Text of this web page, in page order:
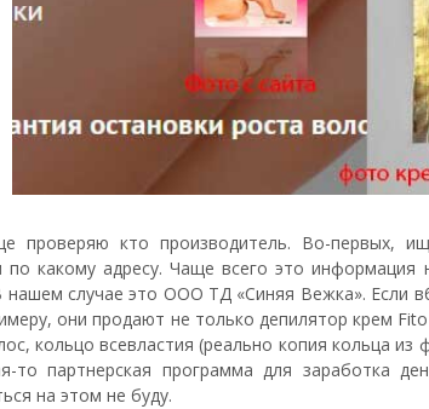
проверяю кто производитель. Во-первых,
по какому адресу. Чаще всего это
случае это ООО ТД «Синяя Вежка». Если
они продают не только депилятор крем
кольцо всевластия (реально копия кольца
то партнерская программа для заработка
на этом не буду.